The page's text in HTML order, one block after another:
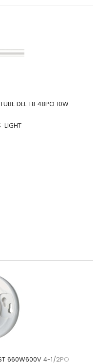
DEL T8 48PO 10W
-LIGHT
660W600V 4-1/2PO